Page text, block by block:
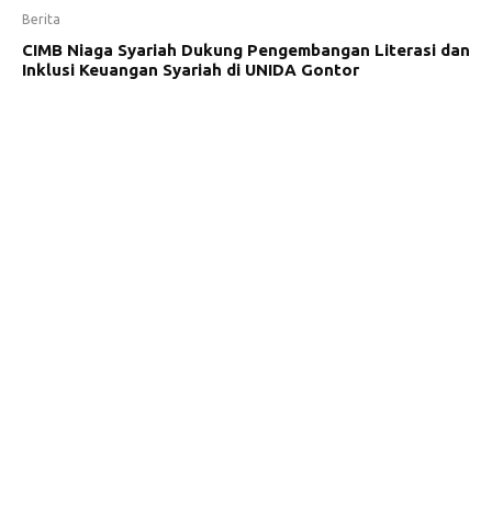
Berita
CIMB Niaga Syariah Dukung Pengembangan Literasi dan
Inklusi Keuangan Syariah di UNIDA Gontor